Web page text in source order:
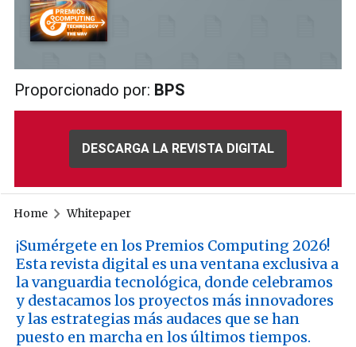
Proporcionado por: BPS
DESCARGA LA REVISTA DIGITAL
Home Whitepaper
¡Sumérgete en los Premios Computing 2026!
Esta revista digital es una ventana exclusiva a
la vanguardia tecnológica, donde celebramos
y destacamos los proyectos más innovadores
y las estrategias más audaces que se han
puesto en marcha en los últimos tiempos.